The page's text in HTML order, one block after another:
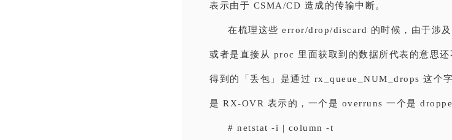
表示由于 CSMA/CD 造成的传输中断。
在梳理这些 error/drop/discard 的时候，由于涉
或者是直接从 proc 里面获取到的数据所代表的意思
得到的「丢包」是通过 rx_queue_NUM_drops 这个
是 RX-OVR 表示的，一个是 overruns 一个是
# netstat -i | column -t